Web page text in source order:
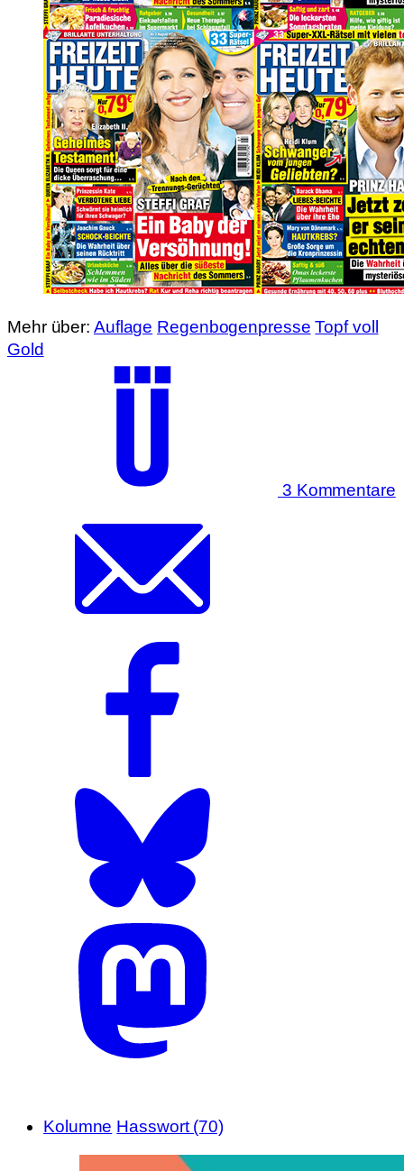
Mehr über: Auflage Regenbogenpresse Topf voll
Gold
3 Kommentare
Kolumne Hasswort (70)